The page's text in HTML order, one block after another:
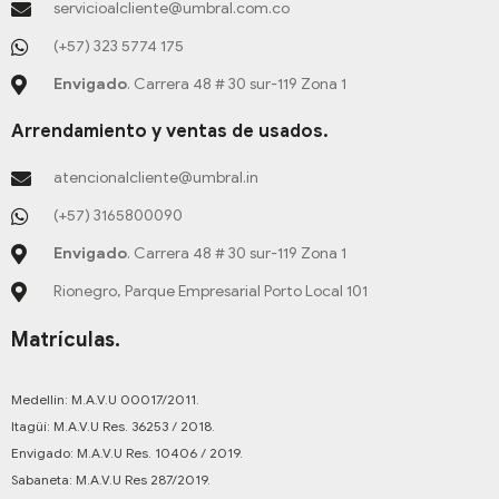
p n
a
m
k
-
f
servicioalcliente@umbral.com.co
(+57) 323 5774 175
Envigado. Carrera 48 # 30 sur-119 Zona 1
Arrendamiento y ventas de usados.
atencionalcliente@umbral.in
(+57) 3165800090
Envigado. Carrera 48 # 30 sur-119 Zona 1
Rionegro, Parque Empresarial Porto Local 101
Matrículas.
Medellín: M.A.V.U 00017/2011.
Itagüí: M.A.V.U Res. 36253 / 2018.
Envigado: M.A.V.U Res. 10406 / 2019.
Sabaneta: M.A.V.U Res 287/2019.